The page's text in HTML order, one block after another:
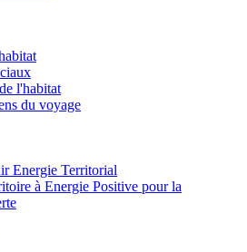
l'habitat
du voyage
Energie Territorial
à Energie Positive pour la